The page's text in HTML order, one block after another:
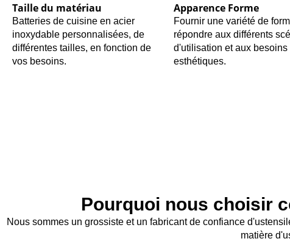
Taille du matériau
Batteries de cuisine en acier
inoxydable personnalisées, de
différentes tailles, en fonction de
vos besoins.
Apparence Forme
Fournir une variété de
répondre aux différents
d'utilisation et aux besoins
esthétiques.
Pourquoi nous choisir
Nous sommes un grossiste et un fabricant de confiance
matière